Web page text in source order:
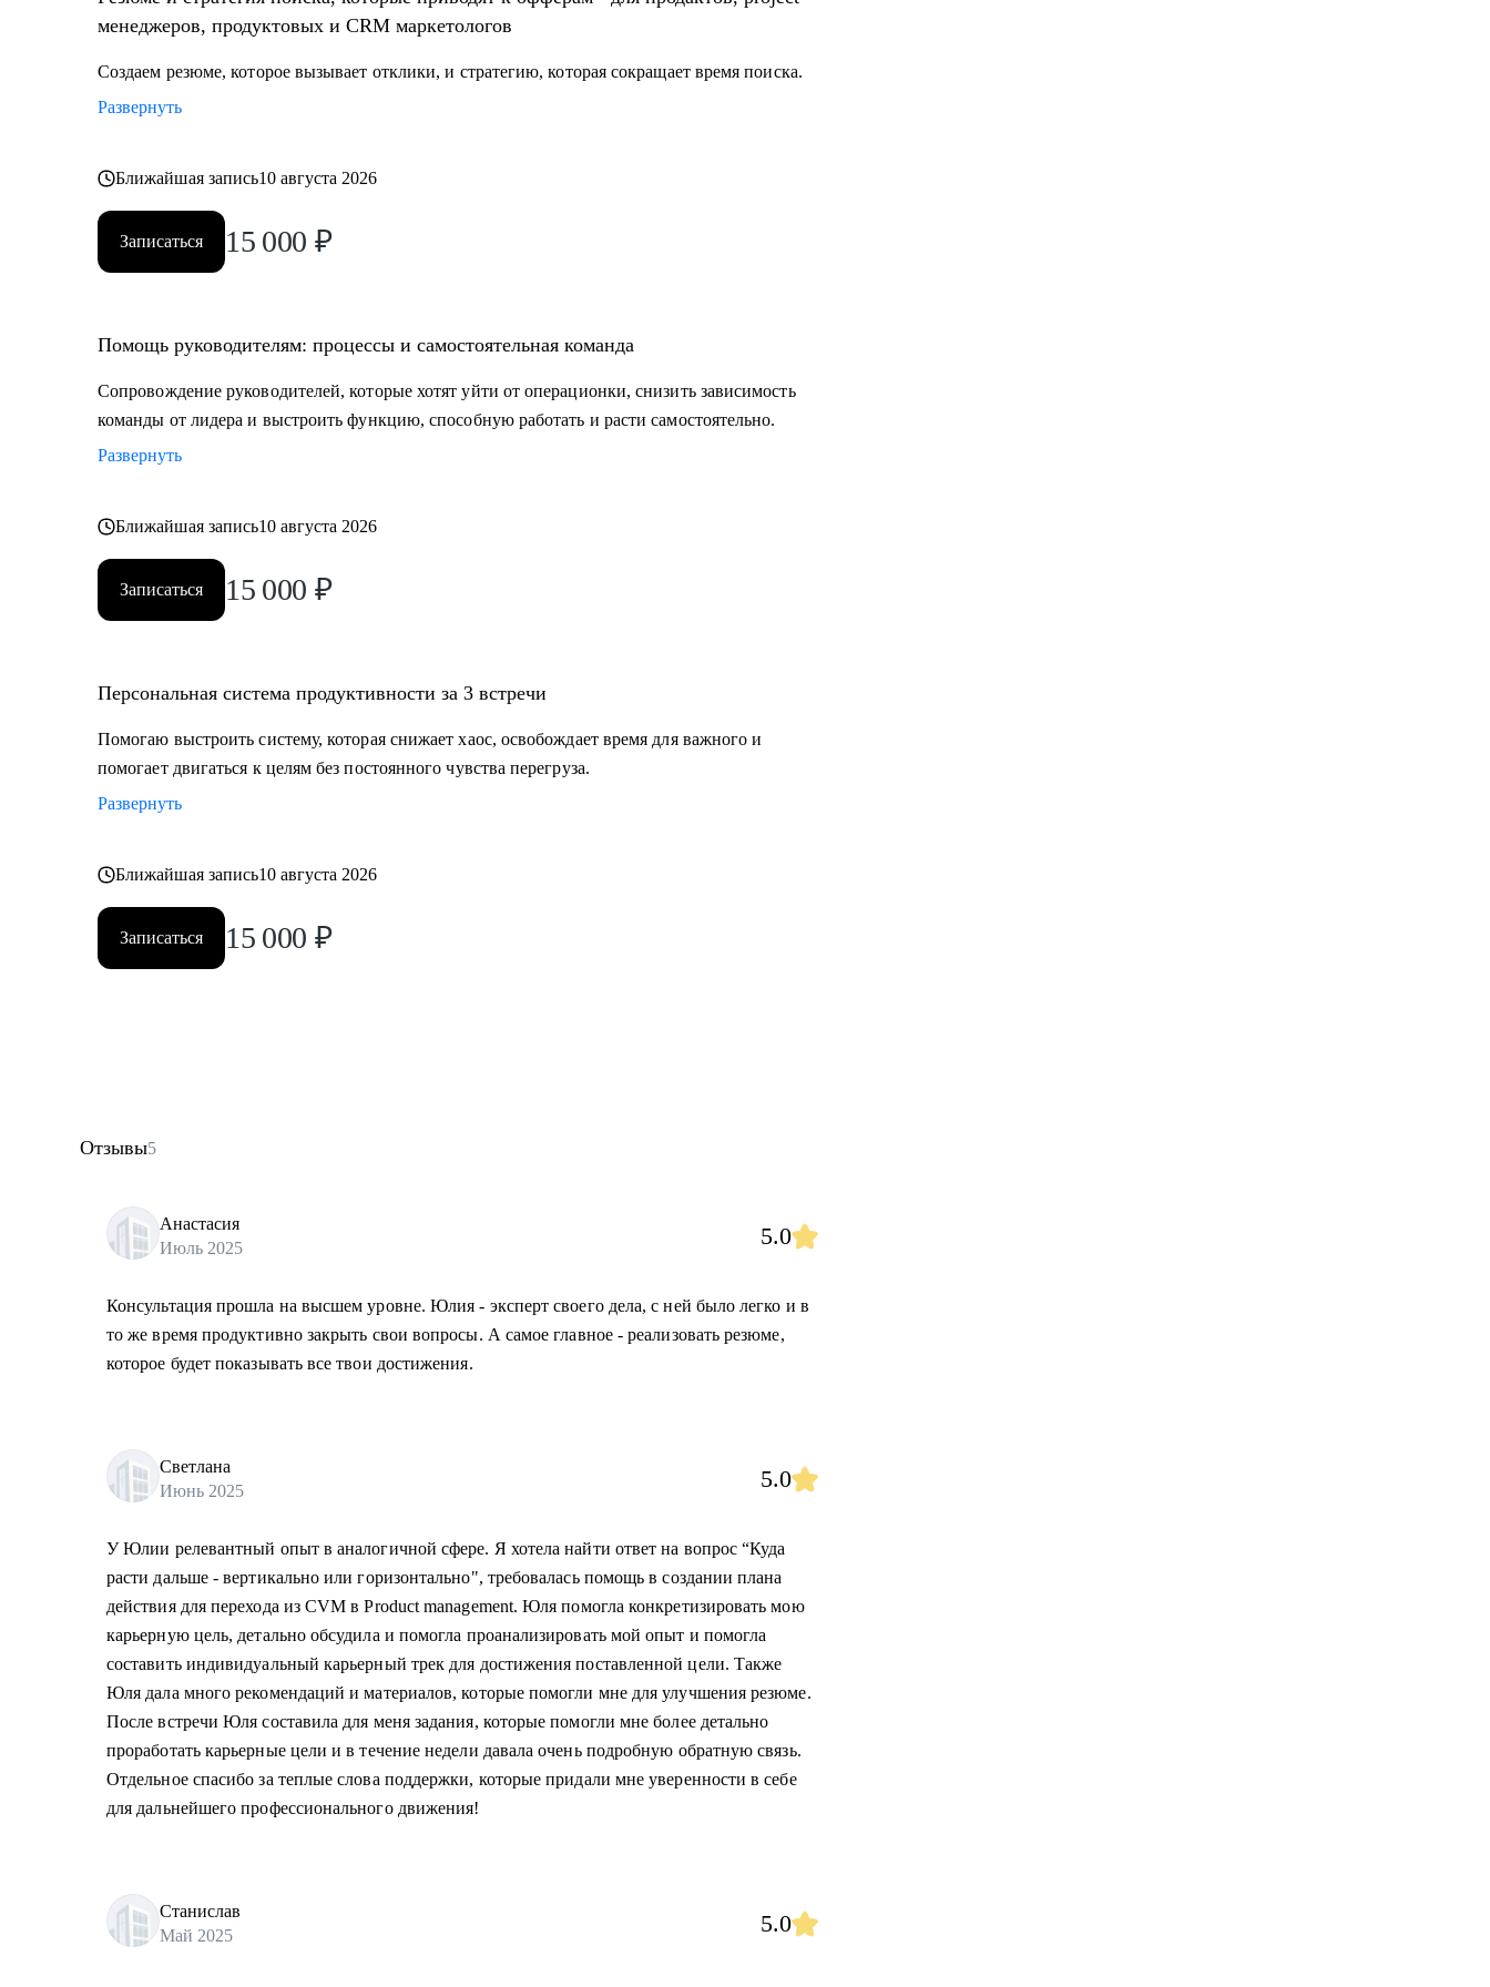
менеджеров, продуктовых и CRM маркетологов
Создаем резюме, которое вызывает отклики, и стратегию, которая сокращает время поиска.
Развернуть
Ближайшая запись10 августа 2026
Записаться 15 000 ₽
Помощь руководителям: процессы и самостоятельная команда
Сопровождение руководителей, которые хотят уйти от операционки, снизить зависимость
команды от лидера и выстроить функцию, способную работать и расти самостоятельно.
Развернуть
Ближайшая запись10 августа 2026
Записаться 15 000 ₽
Персональная система продуктивности за 3 встречи
Помогаю выстроить систему, которая снижает хаос, освобождает время для важного и
помогает двигаться к целям без постоянного чувства перегруза.
Развернуть
Ближайшая запись10 августа 2026
Записаться 15 000 ₽
Отзывы5
Анастасия
Июль 2025
5.0
Консультация прошла на высшем уровне. Юлия - эксперт своего дела, с ней было легко и в
то же время продуктивно закрыть свои вопросы. А самое главное - реализовать резюме,
которое будет показывать все твои достижения.
Светлана
Июнь 2025
5.0
У Юлии релевантный опыт в аналогичной сфере. Я хотела найти ответ на вопрос “Куда
расти дальше - вертикально или горизонтально", требовалась помощь в создании плана
действия для перехода из CVM в Product management. Юля помогла конкретизировать мою
карьерную цель, детально обсудила и помогла проанализировать мой опыт и помогла
составить индивидуальный карьерный трек для достижения поставленной цели. Также
Юля дала много рекомендаций и материалов, которые помогли мне для улучшения резюме.
После встречи Юля составила для меня задания, которые помогли мне более детально
проработать карьерные цели и в течение недели давала очень подробную обратную связь.
Отдельное спасибо за теплые слова поддержки, которые придали мне уверенности в себе
для дальнейшего профессионального движения!
Станислав
Май 2025
5.0